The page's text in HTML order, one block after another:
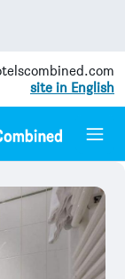
site in English